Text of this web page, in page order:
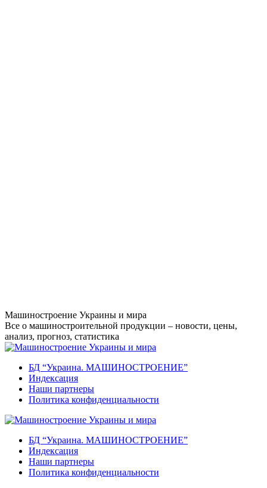
Машиностроение Украины и мира
Все о машиностроительной продукции – новости, цены,
анализ, прогноз, статистика
БД “Украина. МАШИНОСТРОЕНИЕ”
Индекcация
Наши партнеры
Политика конфиденциальности
БД “Украина. МАШИНОСТРОЕНИЕ”
Индекcация
Наши партнеры
Политика конфиденциальности